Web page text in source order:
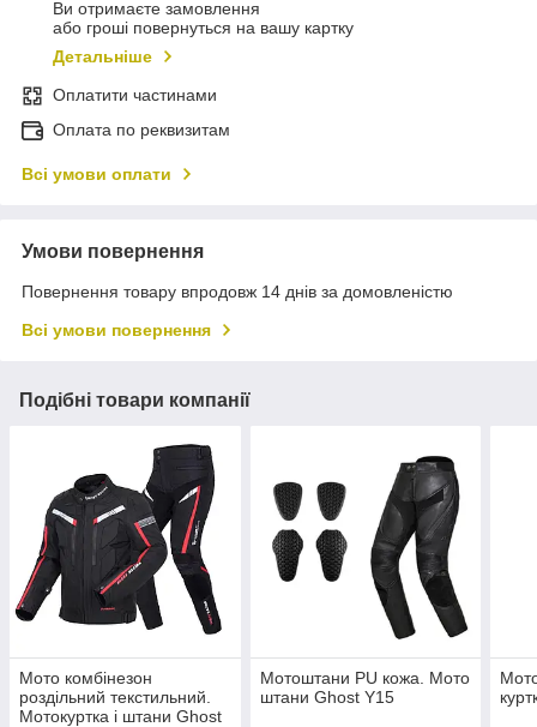
Ви отримаєте замовлення
або гроші повернуться на вашу картку
Детальніше
Оплатити частинами
Оплата по реквизитам
Всі умови оплати
Умови повернення
Повернення товару впродовж 14 днів за домовленістю
Всі умови повернення
Подібні товари компанії
Мото комбінезон
роздільний текстильний.
Мотокуртка і штани Ghost
Мотоштани PU кожа. Мото
штани Ghost Y15